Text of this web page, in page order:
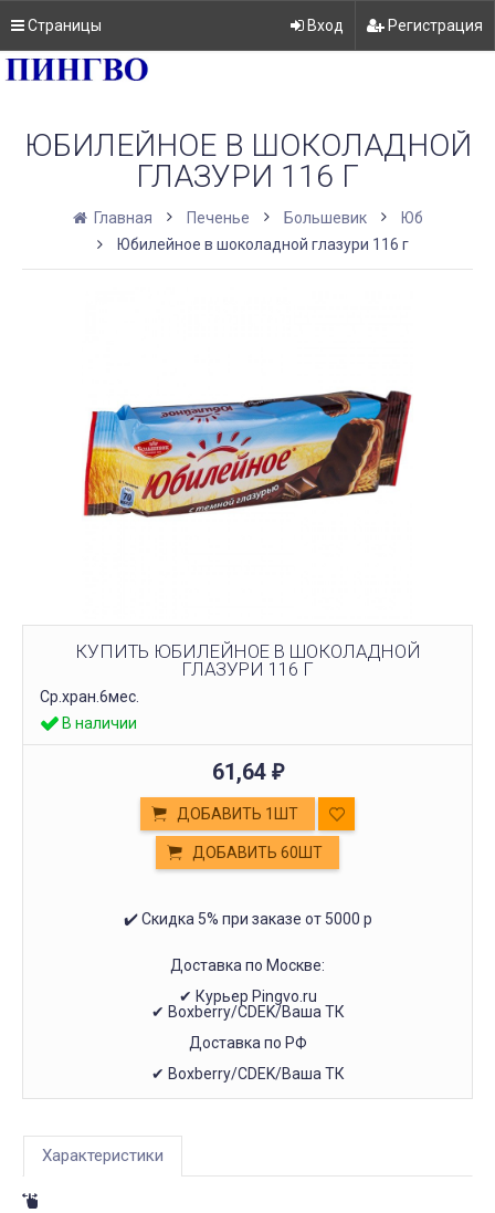
Страницы Вход Регистрация
ЮБИЛЕЙНОЕ В ШОКОЛАДНОЙ
ГЛАЗУРИ 116 Г
Главная Печенье Большевик
Юб
Юбилейное в шоколадной глазури 116 г
КУПИТЬ ЮБИЛЕЙНОЕ В ШОКОЛАДНОЙ
ГЛАЗУРИ 116 Г
Ср.хран.6мес.
В наличии
61,64 ₽
ДОБАВИТЬ 1ШТ
ДОБАВИТЬ 60ШТ
✔️ Скидка 5% при заказе от 5000 р
Доставка по Москве:
✔ Курьер Pingvo.ru
✔ Boxberry/CDEK/Ваша ТК
Доставка по РФ
✔ Boxberry/CDEK/Ваша ТК
Характеристики